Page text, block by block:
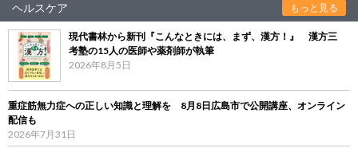
ヘルスケア もっと見る
現代書林から新刊『こんなときには、まず、漢方！』 漢方三
考塾の15人の医師や薬剤師が執筆
2026年8月5日
重症筋無力症への正しい知識と理解を 8月8日広島市で公開講座、オンライン
配信も
2026年7月31日